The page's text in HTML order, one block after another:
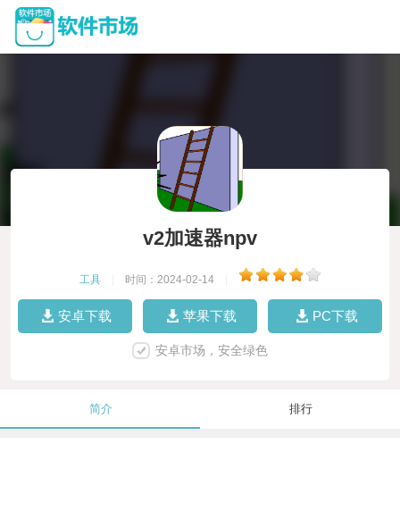
v2加速器npv
工具 时间：2024-02-14
安卓下载 苹果下载 PC下载
安卓市场，安全绿色
简介 排行